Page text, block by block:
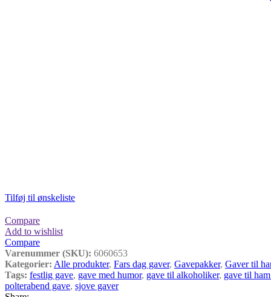
Tilføj til ønskeliste
Compare
Add to wishlist
Compare
Varenummer (SKU): 6060653
Kategorier: Alle produkter, Fars dag gaver, Gavepakker, Gaver til
Tags: festlig gave, gave med humor, gave til alkoholiker, gave til
polterabend gave, sjove gaver